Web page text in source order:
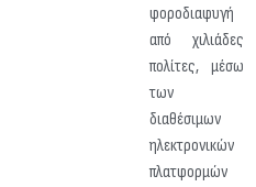
φοροδιαφυγή
από χιλιάδες
πολίτες, μέσω
των
διαθέσιμων
ηλεκτρονικών
πλατφορμών